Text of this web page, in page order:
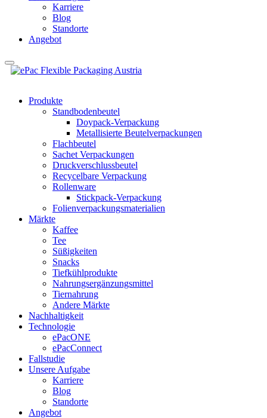
Karriere
Blog
Standorte
Angebot
Produkte
Standbodenbeutel
Doypack-Verpackung
Metallisierte Beutelverpackungen
Flachbeutel
Sachet Verpackungen
Druckverschlussbeutel
Recycelbare Verpackung
Rollenware
Stickpack-Verpackung
Folienverpackungsmaterialien
Märkte
Kaffee
Tee
Süßigkeiten
Snacks
Tiefkühlprodukte
Nahrungsergänzungsmittel
Tiernahrung
Andere Märkte
Nachhaltigkeit
Technologie
ePacONE
ePacConnect
Fallstudie
Unsere Aufgabe
Karriere
Blog
Standorte
Angebot